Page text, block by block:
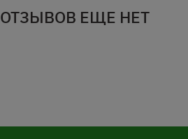
ОТЗЫВОВ ЕЩЕ НЕТ